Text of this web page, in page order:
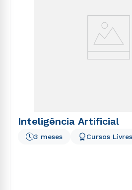
Inteligência Artificial
3 meses Cursos Livres